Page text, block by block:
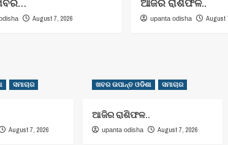
August 7, 2026 upanta odisha August
ସମାଚାର
August 7, 2026
ଖବର ଉପାନ୍ତ ଓଡିଶା ସମାଚାର
ଆଜିର ରାଶିଫଳ..
upanta odisha August 7, 2026